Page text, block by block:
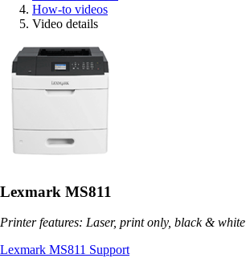
How-to videos
Video details
Lexmark MS811
Printer features: Laser, print only, black & white
Lexmark MS811 Support